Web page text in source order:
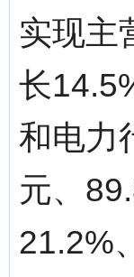
实现主
长
和电力
元、
21.2%